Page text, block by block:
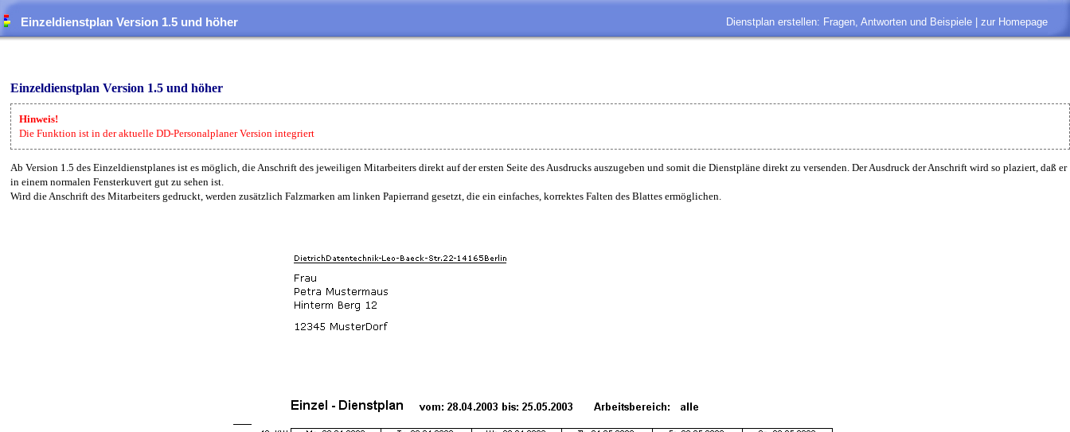
Einzeldienstplan Version 1.5 und höher Dienstplan erstellen: Fragen, Antworten und Beispiele | zur Homepage
Einzeldienstplan Version 1.5 und höher
Hinweis!
Die Funktion ist in der aktuelle DD-Personalplaner Version integriert
Ab Version 1.5 des Einzeldienstplanes ist es möglich, die Anschrift des jeweiligen Mitarbeiters direkt auf der ersten Seite des Ausdrucks auszugeben und somit die Dienstpläne direkt zu versenden. Der Ausdruck der Anschrift wird so plaziert, daß er
in einem normalen Fensterkuvert gut zu sehen ist.
Wird die Anschrift des Mitarbeiters gedruckt, werden zusätzlich Falzmarken am linken Papierrand gesetzt, die ein einfaches, korrektes Falten des Blattes ermöglichen.